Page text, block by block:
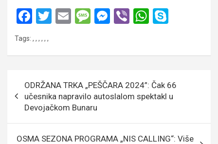
F
ce
o
o
k
T
E
M
g
e
M
g
er
Vi W
A
p
Tags: , , , , , ,
Кретање
чланка
ODRŽANA TRKA „PEŠČARA 2024”: Čak 66
učesnika napravilo autoslalom spektakl u
Devojačkom Bunaru
OSMA SEZONA PROGRAMA „NIS CALLING“: Više